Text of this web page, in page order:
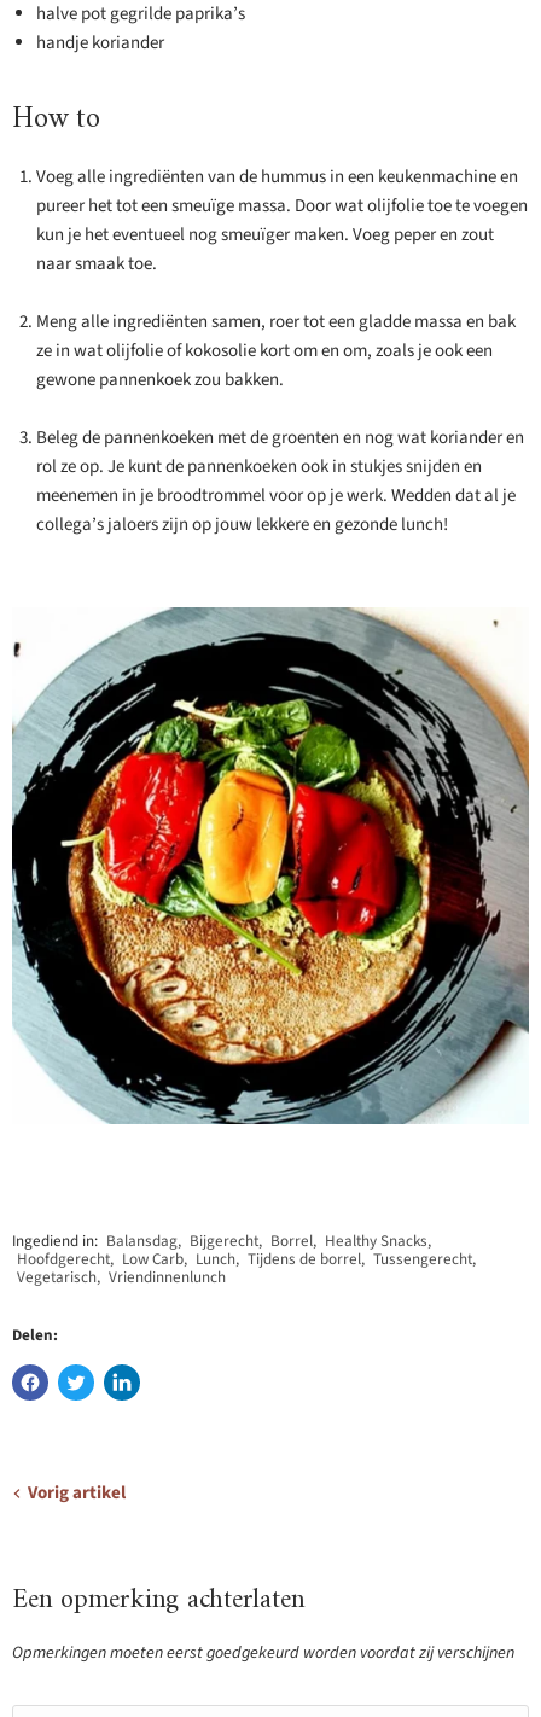
halve pot gegrilde paprika’s
handje koriander
How to
Voeg alle ingrediënten van de hummus in een keukenmachine en
pureer het tot een smeuïge massa. Door wat olijfolie toe te voegen
kun je het eventueel nog smeuïger maken. Voeg peper en zout
naar smaak toe.
Meng alle ingrediënten samen, roer tot een gladde massa en bak
ze in wat olijfolie of kokosolie kort om en om, zoals je ook een
gewone pannenkoek zou bakken.
Beleg de pannenkoeken met de groenten en nog wat koriander en
rol ze op. Je kunt de pannenkoeken ook in stukjes snijden en
meenemen in je broodtrommel voor op je werk. Wedden dat al je
collega’s jaloers zijn op jouw lekkere en gezonde lunch!
Ingediend in: Balansdag, Bijgerecht, Borrel, Healthy Snacks,
Hoofdgerecht, Low Carb, Lunch, Tijdens de borrel, Tussengerecht,
Vegetarisch, Vriendinnenlunch
Delen:
Vorig artikel
Een opmerking achterlaten
Opmerkingen moeten eerst goedgekeurd worden voordat zij verschijnen